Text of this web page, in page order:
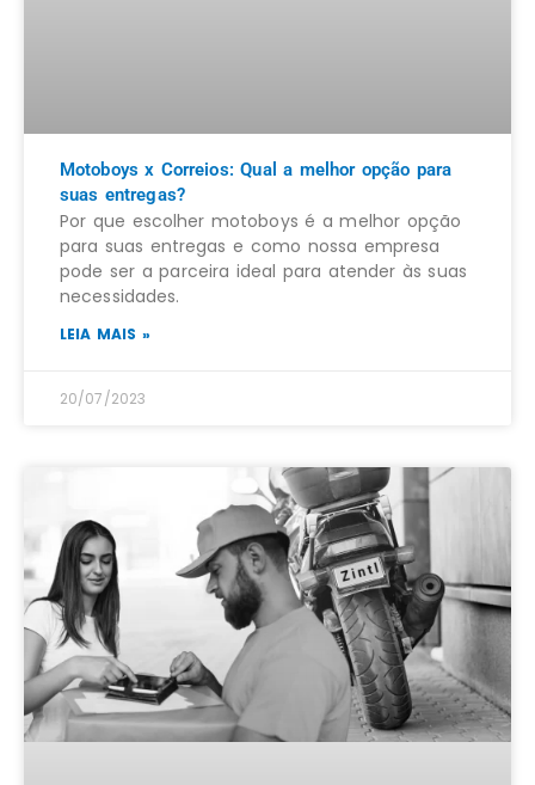
Motoboys x Correios: Qual a melhor opção para
suas entregas?
Por que escolher motoboys é a melhor opção
para suas entregas e como nossa empresa
pode ser a parceira ideal para atender às suas
necessidades.
LEIA MAIS »
20/07/2023